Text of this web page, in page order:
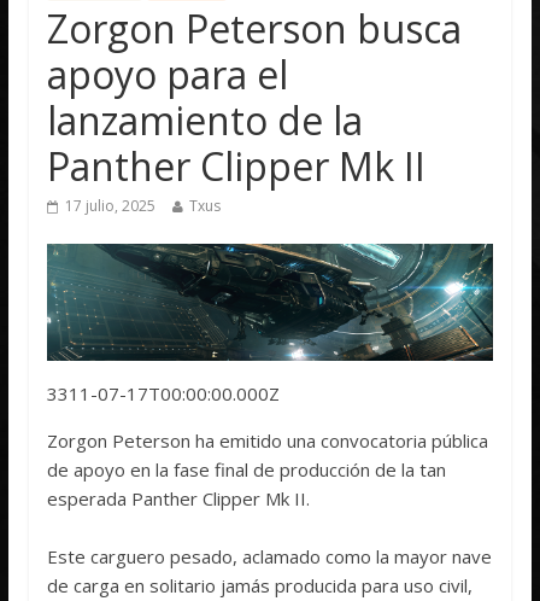
Zorgon Peterson busca
apoyo para el
lanzamiento de la
Panther Clipper Mk II
17 julio, 2025 Txus
3311-07-17T00:00:00.000Z
Zorgon Peterson ha emitido una convocatoria pública
de apoyo en la fase final de producción de la tan
esperada Panther Clipper Mk II.
Este carguero pesado, aclamado como la mayor nave
de carga en solitario jamás producida para uso civil,